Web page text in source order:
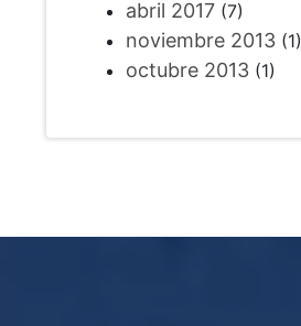
abril 2017(7)
noviembre 2013(1)
octubre 2013(1)